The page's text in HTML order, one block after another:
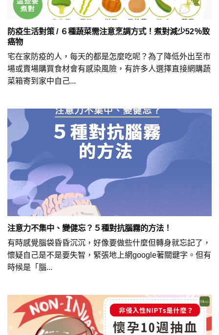
防疫生活對策 / ６種蔬菜需注意烹調方式！煮對減少52％致
癌物
宅在家防疫的人，每天的都是怎麼吃呢？為了降低外出至市
場或賣場購買食材會有感染風險，有許多人選擇直接網購蔬
菜箱寄到家中自己...
注意力不集中、變健忘？５種對抗腦霧的方法！
有時感覺腦袋昏昏沉沉，好像要做些什麼但轉身就忘記了，
懷疑自己是不是要失智，緊張地上網google著關鍵字。但有
時候是「腦...